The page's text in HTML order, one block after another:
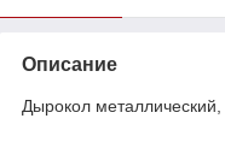
Описание
Дырокол